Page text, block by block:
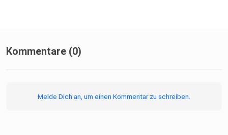
Kommentare (0)
Melde Dich an, um einen Kommentar zu schreiben.